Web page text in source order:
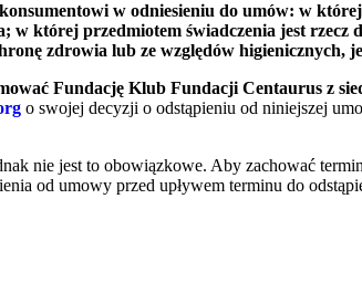
w odniesieniu do umów: w
której przedmiotem świadczenia jest rzecz
zdrowia lub ze względów higienicznych,
Fundację Klub Fundacji Centaurus z
o swojej decyzji o odstąpieniu od niniejszej
nie jest to obowiązkowe. Aby zachować
od umowy przed upływem terminu do